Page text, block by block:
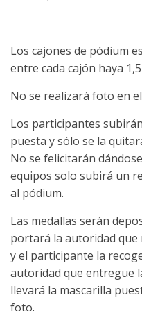
Los cajones de pódium
entre cada cajón haya
No se realizará foto en
Los participantes
puesta y sólo se la
No se felicitarán
equipos solo subirá un
al pódium.
Las medallas serán
portará la autoridad que
y el participante la
autoridad que entregue
llevará la mascarilla
foto.